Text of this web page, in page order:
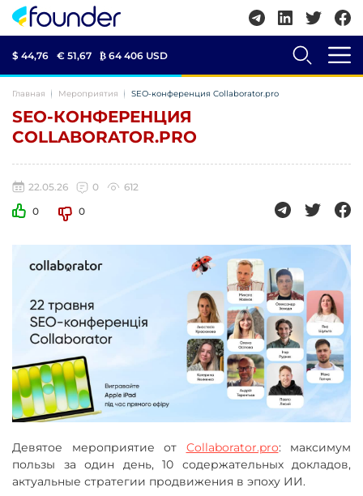
$ 44,76 € 51,67 ₿ 64 406 USD
Главная Мероприятия SEO-конференция Collaborator.pro
SEO-КОНФЕРЕНЦИЯ
COLLABORATOR.PRO
22.05.26 0
612
0
0
Девятое мероприятие от Collaborator.pro: максимум
пользы за один день, 10 содержательных докладов,
актуальные стратегии продвижения в эпоху ИИ.